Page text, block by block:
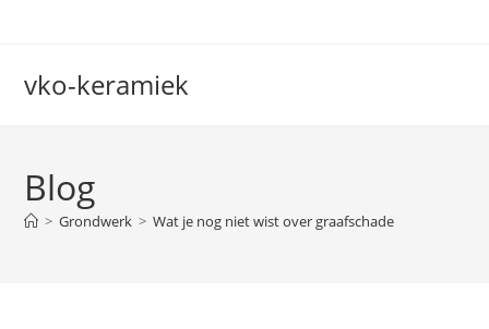
vko-keramiek
Blog
> Grondwerk > Wat je nog niet wist over graafschade